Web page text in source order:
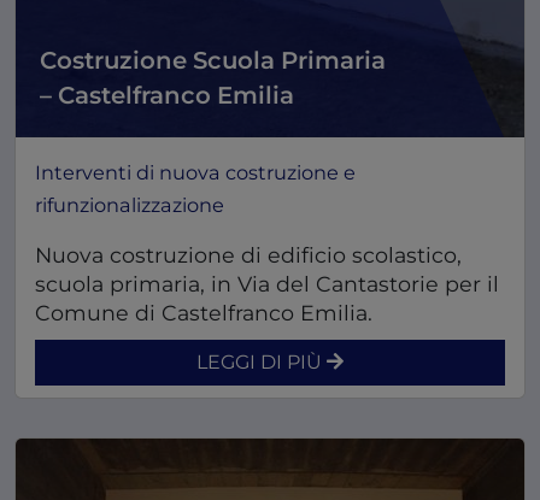
Costruzione Scuola Primaria
– Castelfranco Emilia
Interventi di nuova costruzione e
rifunzionalizzazione
Nuova costruzione di edificio scolastico,
scuola primaria, in Via del Cantastorie per il
Comune di Castelfranco Emilia.
LEGGI DI PIÙ